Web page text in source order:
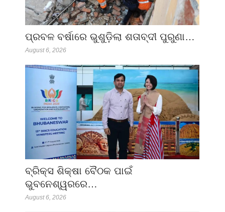
ପ୍ରବଳ ବର୍ଷାରେ ଭୁଶୁଡ଼ିଲା ଶତାବ୍ଦୀ ପୁରୁଣା…
August 6, 2026
ବ୍ରିକ୍ସ ଶିକ୍ଷା ବୈଠକ ପାଇଁ
ଭୁବନେଶ୍ୱରରେ…
August 6, 2026